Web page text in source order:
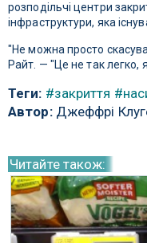
розподільчі центри
інфраструктури, яка
"Не можна просто
Райт. — "Це не так легко,
Теги: #закриття
Автор:Джеффрі
Читайте також: